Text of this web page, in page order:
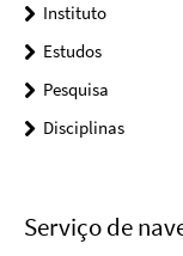
Instituto
Estudos
Pesquisa
Disciplinas
Serviço de